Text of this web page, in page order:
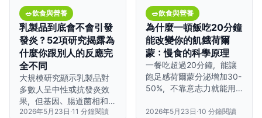
🥗飲食與營養
乳製品到底會不會引發
發炎？52項研究揭露為
什麼你跟別人的反應完
全不同
大規模研究顯示乳製品對
多數人呈中性或抗發炎效
果，但基因、腸道菌相和乳
製品種類會造成截然不同
2026年5月23日 ·11 分鐘閱讀
🥗飲食與營養
為什麼一頓飯吃20分鐘
能改變你的飢餓荷爾
蒙：慢食的科學原理
一餐吃超過20分鐘，能讓
飽足感荷爾蒙分泌增加30-
50%，不靠意志力就能用
2026年5月23日 ·10 分鐘閱讀